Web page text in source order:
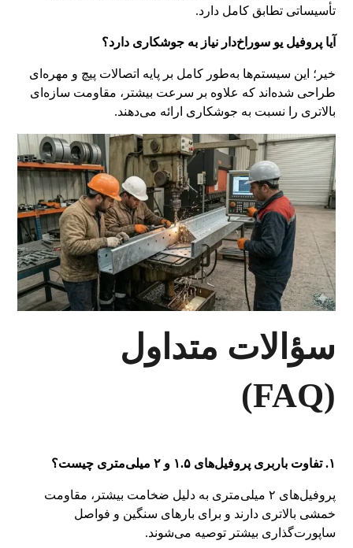
تأسیساتی تطابق کامل دارد.
آیا پروفیل یو سوراخ‌دار نیاز به جوشکاری دارد؟
خیر؛ این سیستم‌ها به‌طور کامل بر پایه اتصالات پیچ و مهره‌ای
طراحی شده‌اند که علاوه بر سرعت بیشتر، مقاومت سازه‌ای
بالاتری را نسبت به جوشکاری ارائه می‌دهند.
سؤالات متداول
(FAQ)
۱. تفاوت باربری پروفیل‌های ۱.۵ و ۲ میلی‌متری چیست؟
پروفیل‌های ۲ میلی‌متری به دلیل ضخامت بیشتر، مقاومت
خمشی بالاتری دارند و برای بارهای سنگین و فواصل
ساپورت‌گذاری بیشتر توصیه می‌شوند.